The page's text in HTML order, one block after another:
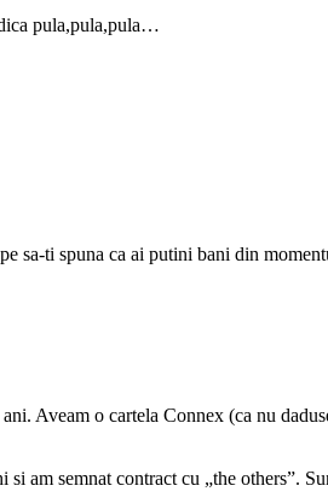
pula,pula,pula…
sa-ti spuna ca ai putini bani din
Aveam o cartela Connex (ca nu
am semnat contract cu „the others”.